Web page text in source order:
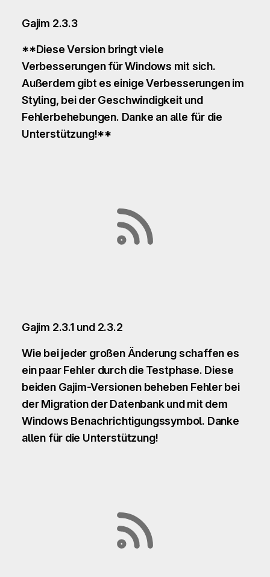
Gajim 2.3.3
**Diese Version bringt viele
Verbesserungen für Windows mit sich.
Außerdem gibt es einige Verbesserungen im
Styling, bei der Geschwindigkeit und
Fehlerbehebungen. Danke an alle für die
Unterstützung!**
Gajim 2.3.1 und 2.3.2
Wie bei jeder großen Änderung schaffen es
ein paar Fehler durch die Testphase. Diese
beiden Gajim-Versionen beheben Fehler bei
der Migration der Datenbank und mit dem
Windows Benachrichtigungssymbol. Danke
allen für die Unterstützung!